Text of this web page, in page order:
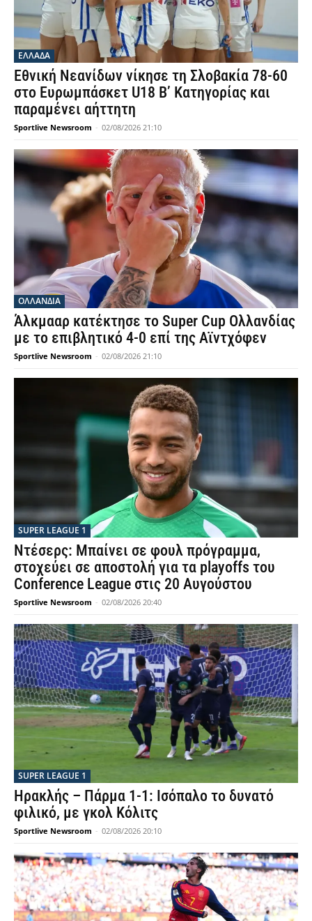
ΕΛΛΑΔΑ
Εθνική Νεανίδων νίκησε τη Σλοβακία 78-60
στο Ευρωμπάσκετ U18 Β’ Κατηγορίας και
παραμένει αήττητη
Sportlive Newsroom - 02/08/2026 21:10
OΛΛΑΝΔΊΑ
Άλκμααρ κατέκτησε το Super Cup Ολλανδίας
με το επιβλητικό 4-0 επί της Αϊντχόφεν
Sportlive Newsroom - 02/08/2026 21:10
SUPER LEAGUE 1
Ντέσερς: Μπαίνει σε φουλ πρόγραμμα,
στοχεύει σε αποστολή για τα playoffs του
Conference League στις 20 Αυγούστου
Sportlive Newsroom - 02/08/2026 20:40
SUPER LEAGUE 1
Ηρακλής – Πάρμα 1-1: Ισόπαλο το δυνατό
φιλικό, με γκολ Κόλιτς
Sportlive Newsroom - 02/08/2026 20:10